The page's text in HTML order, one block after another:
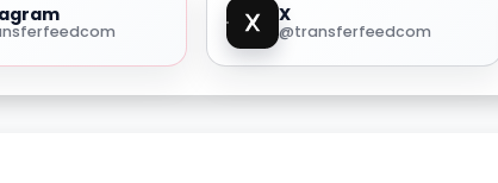
X
@transferfeedcom